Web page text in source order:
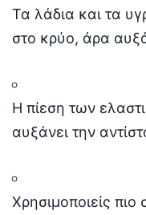
Τα λάδια και τα
στο κρύο, άρα
Η πίεση των
αυξάνει την
Χρησιμοποιείς